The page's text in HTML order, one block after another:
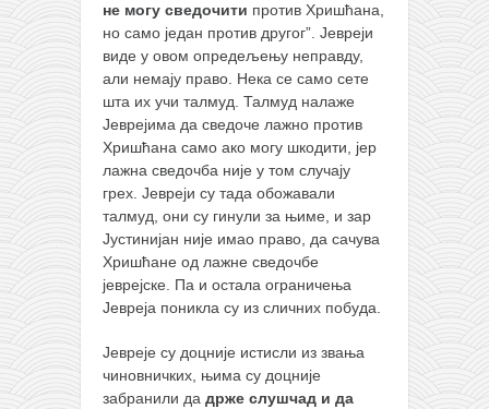
не могу сведочити против Хришћана,
но само један против другог”. Јевреји
виде у овом опредељењу неправду,
али немају право. Нека се само сете
шта их учи талмуд. Талмуд налаже
Јеврејима да сведоче лажно против
Хришћана само ако могу шкодити, јер
лажна сведочба није у том случају
грех. Јевреји су тада обожавали
талмуд, они су гинули за њиме, и зар
Јустинијан није имао право, да сачува
Хришћане од лажне сведочбе
јеврејске. Па и остала ограничења
Јевреја поникла су из сличних побуда.
Јевреје су доцније истисли из звања
чиновничких, њима су доцније
забранили да држе слушчад и да